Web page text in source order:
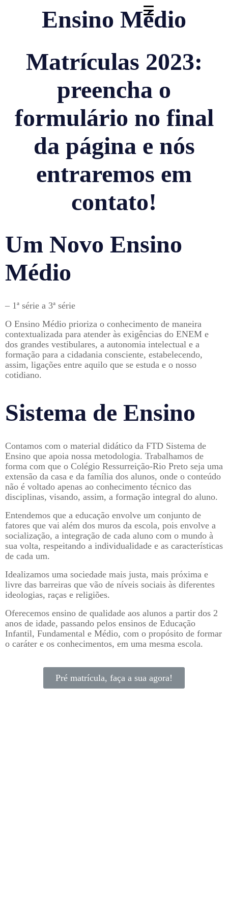
Ensino Médio
Matrículas 2023:
preencha o
formulário no final
da página e nós
entraremos em
contato!
Um Novo Ensino
Médio
– 1ª série a 3ª série
O Ensino Médio prioriza o conhecimento de maneira
contextualizada para atender às exigências do ENEM e
dos grandes vestibulares, a autonomia intelectual e a
formação para a cidadania consciente, estabelecendo,
assim, ligações entre aquilo que se estuda e o nosso
cotidiano.
Sistema de Ensino
Contamos com o material didático da FTD Sistema de
Ensino que apoia nossa metodologia. Trabalhamos de
forma com que o Colégio Ressurreição-Rio Preto seja uma
extensão da casa e da família dos alunos, onde o conteúdo
não é voltado apenas ao conhecimento técnico das
disciplinas, visando, assim, a formação integral do aluno.
Entendemos que a educação envolve um conjunto de
fatores que vai além dos muros da escola, pois envolve a
socialização, a integração de cada aluno com o mundo à
sua volta, respeitando a individualidade e as características
de cada um.
Idealizamos uma sociedade mais justa, mais próxima e
livre das barreiras que vão de níveis sociais às diferentes
ideologias, raças e religiões.
Oferecemos ensino de qualidade aos alunos a partir dos 2
anos de idade, passando pelos ensinos de Educação
Infantil, Fundamental e Médio, com o propósito de formar
o caráter e os conhecimentos, em uma mesma escola.
Pré matrícula, faça a sua agora!